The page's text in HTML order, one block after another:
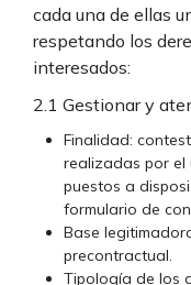
cada una de ellas
respetando los
interesados:
2.1 Gestionar y
Finalidad:
realizadas por el
puestos a
formulario de
Base
precontractual.
Tipología de los